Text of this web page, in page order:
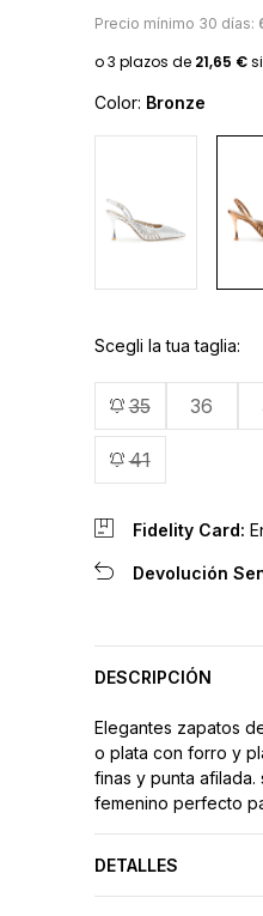
Precio mínimo 30 días:
Color: Bronze
Scegli la tua taglia
35 36
41
Fidelity Card:
Devolución
DESCRIPCIÓN
Elegantes zapatos
o plata con forro y
finas y punta
femenino perfecto
DETALLES